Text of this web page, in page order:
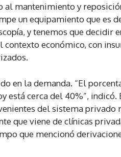
al mantenimiento y
un equipamiento que es
y tenemos que decidir
contexto económico, con
en la demanda. “El
está cerca del 40%”,
del sistema privado
que viene de clínicas
que mencionó